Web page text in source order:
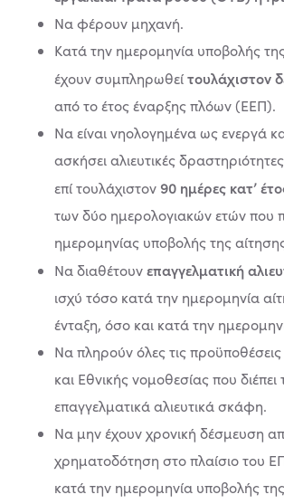
Να φέρουν μηχανή.
Κατά την ημερομηνία υποβολής
έχουν συμπληρωθείτουλάχιστον
από το έτος έναρξης πλόων (ΕΕΠ).
Να είναι νηολογημένα ως ενεργά
ασκήσει αλιευτικές
επί τουλάχιστον 90 ημέρες κατ’
των δύο ημερολογιακών ετών που
ημερομηνίας υποβολής της
Να διαθέτουνεπαγγελματική
ισχύ τόσο κατά την ημερομηνία
ένταξη, όσο και κατά την
Να πληρούν όλες τις
και Εθνικής νομοθεσίας που διέπει
επαγγελματικά αλιευτικά σκάφη.
Να μην έχουν χρονική δέσμευση
χρηματοδότηση στο πλαίσιο του
κατά την ημερομηνία υποβολής